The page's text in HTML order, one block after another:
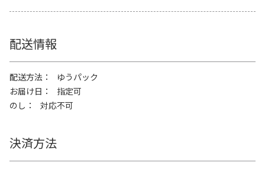
配送情報
配送方法
ゆうパック
お届け日
指定可
のし
対応不可
決済方法